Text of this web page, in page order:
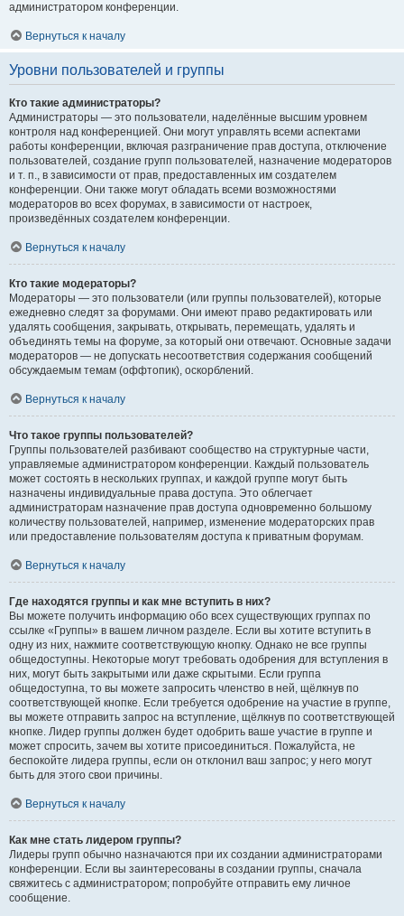
администратором конференции.
Вернуться к началу
Уровни пользователей и группы
Кто такие администраторы?
Администраторы — это пользователи, наделённые высшим уровнем
контроля над конференцией. Они могут управлять всеми аспектами
работы конференции, включая разграничение прав доступа, отключение
пользователей, создание групп пользователей, назначение модераторов
и т. п., в зависимости от прав, предоставленных им создателем
конференции. Они также могут обладать всеми возможностями
модераторов во всех форумах, в зависимости от настроек,
произведённых создателем конференции.
Вернуться к началу
Кто такие модераторы?
Модераторы — это пользователи (или группы пользователей), которые
ежедневно следят за форумами. Они имеют право редактировать или
удалять сообщения, закрывать, открывать, перемещать, удалять и
объединять темы на форуме, за который они отвечают. Основные задачи
модераторов — не допускать несоответствия содержания сообщений
обсуждаемым темам (оффтопик), оскорблений.
Вернуться к началу
Что такое группы пользователей?
Группы пользователей разбивают сообщество на структурные части,
управляемые администратором конференции. Каждый пользователь
может состоять в нескольких группах, и каждой группе могут быть
назначены индивидуальные права доступа. Это облегчает
администраторам назначение прав доступа одновременно большому
количеству пользователей, например, изменение модераторских прав
или предоставление пользователям доступа к приватным форумам.
Вернуться к началу
Где находятся группы и как мне вступить в них?
Вы можете получить информацию обо всех существующих группах по
ссылке «Группы» в вашем личном разделе. Если вы хотите вступить в
одну из них, нажмите соответствующую кнопку. Однако не все группы
общедоступны. Некоторые могут требовать одобрения для вступления в
них, могут быть закрытыми или даже скрытыми. Если группа
общедоступна, то вы можете запросить членство в ней, щёлкнув по
соответствующей кнопке. Если требуется одобрение на участие в группе,
вы можете отправить запрос на вступление, щёлкнув по соответствующей
кнопке. Лидер группы должен будет одобрить ваше участие в группе и
может спросить, зачем вы хотите присоединиться. Пожалуйста, не
беспокойте лидера группы, если он отклонил ваш запрос; у него могут
быть для этого свои причины.
Вернуться к началу
Как мне стать лидером группы?
Лидеры групп обычно назначаются при их создании администраторами
конференции. Если вы заинтересованы в создании группы, сначала
свяжитесь с администратором; попробуйте отправить ему личное
сообщение.